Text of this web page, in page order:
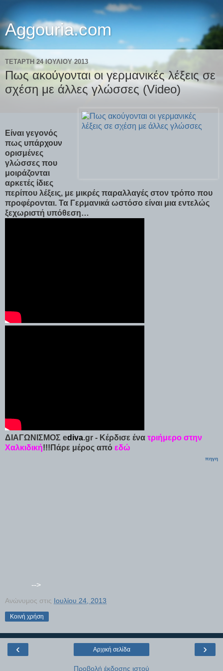
Aggouria.com
ΤΕΤΆΡΤΗ 24 ΙΟΥΛΊΟΥ 2013
Πως ακούγονται οι γερμανικές λέξεις σε
σχέση με άλλες γλώσσες (Video)
Είναι γεγονός
πως υπάρχουν
ορισμένες
γλώσσες που
μοιράζονται
αρκετές ίδιες
περίπου λέξεις, με μικρές παραλλαγές στον τρόπο που
προφέρονται. Τα Γερμανικά ωστόσο είναι μια εντελώς
ξεχωριστή υπόθεση…
ΔΙΑΓΩΝΙΣΜΟΣ ediva.gr - Κέρδισε ένα τριήμερο στην
Χαλκιδική!!!Πάρε μέρος από εδώ
πηγη
-->
Ανώνυμος στις Ιουλίου 24, 2013
Κοινή χρήση
‹ ›
Αρχική σελίδα
Προβολή έκδοσης ιστού